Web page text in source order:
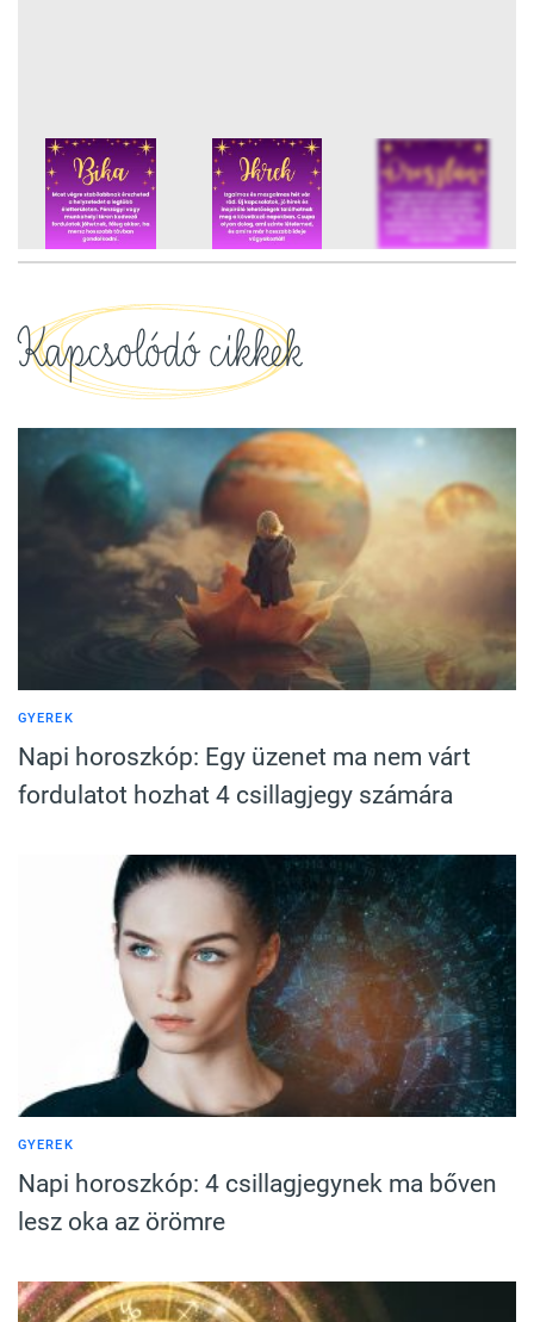
Kapcsolódó cikkek
GYEREK
Napi horoszkóp: Egy üzenet ma nem várt
fordulatot hozhat 4 csillagjegy számára
GYEREK
Napi horoszkóp: 4 csillagjegynek ma bőven
lesz oka az örömre